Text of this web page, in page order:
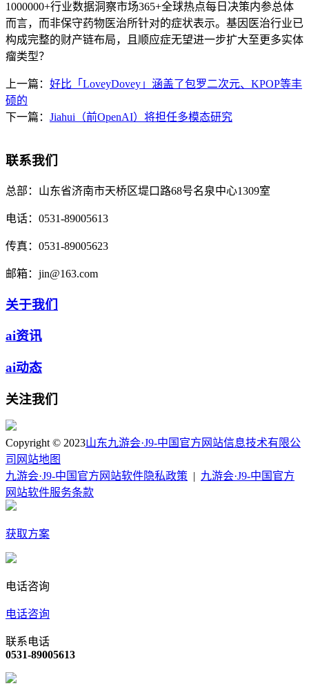
1000000+行业数据洞察市场365+全球热点每日决策内参总体
而言，而非保守药物医治所针对的症状表示。基因医治行业已
构成完整的财产链布局，且顺应症无望进一步扩大至更多实体
瘤类型？
上一篇： 好比「LoveyDovey」涵盖了包罗二次元、KPOP等丰
硕的
下一篇： Jiahui（前OpenAI）将担任多模态研究
联系我们
总部： 山东省济南市天桥区堤口路68号名泉中心1309室
电话： 0531-89005613
传真： 0531-89005623
邮箱： jin@163.com
关于我们
ai资讯
ai动态
关注我们
Copyright © 2023山东九游会·J9-中国官方网站信息技术有限公
司 网站地图
九游会·J9-中国官方网站软件隐私政策
九游会·J9-中国官方
网站软件服务条款
获取方案
电话咨询
电话咨询
联系电话
0531-89005613